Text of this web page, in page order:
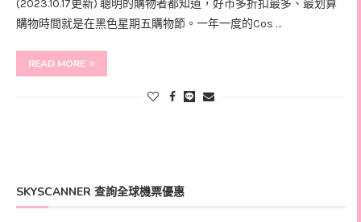
(2023.10.17更新) 聰明的購物者都知道，好市多折扣最多、最划算
購物時間就是在黑色星期五購物節。一年一度的Cos …
READ MORE
SKYSCANNER 查詢全球機票優惠